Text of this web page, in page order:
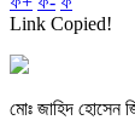
Link Copied!
মোঃ জাহিদ হোসেন